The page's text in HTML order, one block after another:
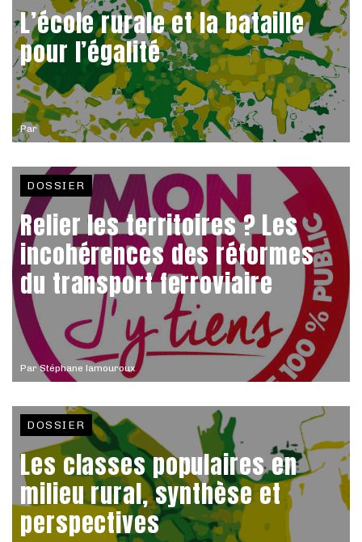
Par
L’école rurale et la bataille
pour l’égalité
ParStéphane lamouroux
DOSSIER
Relier les territoires ? Les
incohérences des réformes
du transport ferroviaire
DOSSIER
Les classes populaires en
milieu rural, synthèse et
perspectives